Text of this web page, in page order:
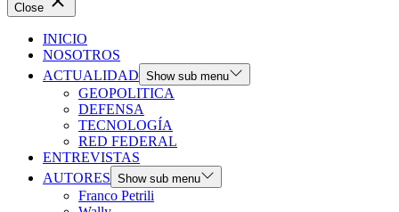
Close
INICIO
NOSOTROS
ACTUALIDAD Show sub menu
GEOPOLITICA
DEFENSA
TECNOLOGÍA
RED FEDERAL
ENTREVISTAS
AUTORES Show sub menu
Franco Petrili